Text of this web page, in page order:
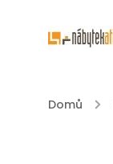
Domů /